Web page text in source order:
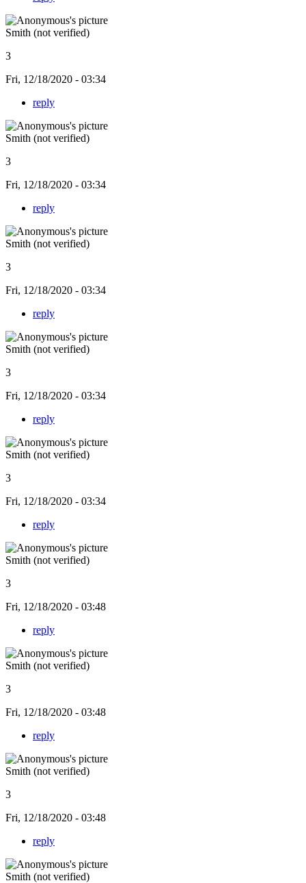
Smith (not verified)
3
Fri, 12/18/2020 - 03:34
reply
Smith (not verified)
3
Fri, 12/18/2020 - 03:34
reply
Smith (not verified)
3
Fri, 12/18/2020 - 03:34
reply
Smith (not verified)
3
Fri, 12/18/2020 - 03:34
reply
Smith (not verified)
3
Fri, 12/18/2020 - 03:34
reply
Smith (not verified)
3
Fri, 12/18/2020 - 03:48
reply
Smith (not verified)
3
Fri, 12/18/2020 - 03:48
reply
Smith (not verified)
3
Fri, 12/18/2020 - 03:48
reply
Smith (not verified)